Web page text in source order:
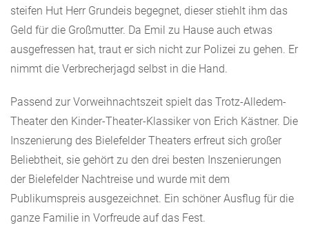
steifen Hut Herr Grundeis begegnet, dieser stiehlt ihm das
Geld für die Großmutter. Da Emil zu Hause auch etwas
ausgefressen hat, traut er sich nicht zur Polizei zu gehen. Er
nimmt die Verbrecherjagd selbst in die Hand.
Passend zur Vorweihnachtszeit spielt das Trotz-Alledem-
Theater den Kinder-Theater-Klassiker von Erich Kästner. Die
Inszenierung des Bielefelder Theaters erfreut sich großer
Beliebtheit, sie gehört zu den drei besten Inszenierungen
der Bielefelder Nachtreise und wurde mit dem
Publikumspreis ausgezeichnet. Ein schöner Ausflug für die
ganze Familie in Vorfreude auf das Fest.